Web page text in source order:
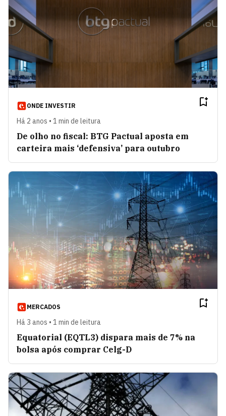
ONDE INVESTIR
Há 2 anos • 1 min de leitura
De olho no fiscal: BTG Pactual aposta em
carteira mais ‘defensiva’ para outubro
MERCADOS
Há 3 anos • 1 min de leitura
Equatorial (EQTL3) dispara mais de 7% na
bolsa após comprar Celg-D